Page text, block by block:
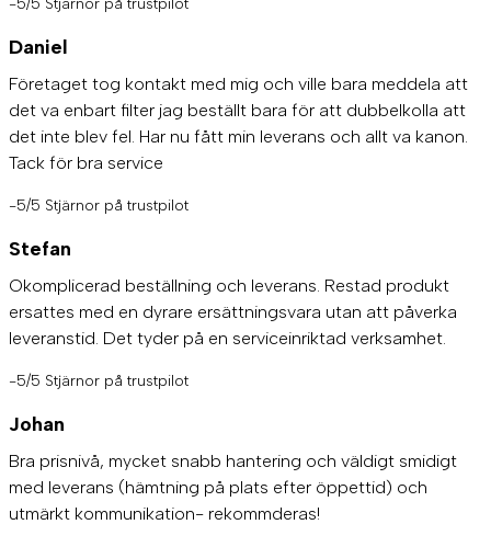
Daniel
Företaget tog kontakt med mig och ville bara meddela att
det va enbart filter jag beställt bara för att dubbelkolla att
det inte blev fel. Har nu fått min leverans och allt va kanon.
Tack för bra service
-5/5 Stjärnor på trustpilot
Stefan
Okomplicerad beställning och leverans. Restad produkt
ersattes med en dyrare ersättningsvara utan att påverka
leveranstid. Det tyder på en serviceinriktad verksamhet.
-5/5 Stjärnor på trustpilot
Johan
Bra prisnivå, mycket snabb hantering och väldigt smidigt
med leverans (hämtning på plats efter öppettid) och
utmärkt kommunikation- rekommderas!